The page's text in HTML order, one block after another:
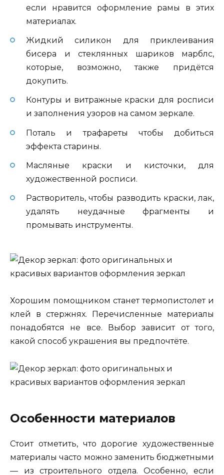
если нравится оформление рамы в этих
материалах.
Жидкий силикон для приклеивания
бисера и стеклянных шариков марблс,
которые, возможно, также придётся
докупить.
Контуры и витражные краски для росписи
и заполнения узоров на самом зеркале.
Поталь и трафареты чтобы добиться
эффекта старины.
Масляные краски и кисточки, для
художественной росписи.
Растворитель, чтобы разводить краски, лак,
удалять неудачные фрагменты и
промывать инструменты.
Хорошим помощником станет термопистолет и
клей в стержнях. Перечисленные материалы
понадобятся не все. Выбор зависит от того,
какой способ украшения вы предпочтёте.
Особенности материалов
Стоит отметить, что дорогие художественные
материалы часто можно заменить бюджетными
— из строительного отдела. Особенно, если